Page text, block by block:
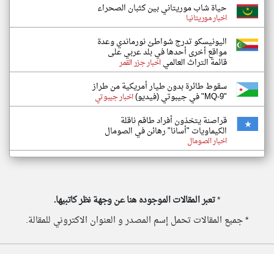
حياة شاب موريتاني بين كثبان الصحراء
اخبار موريتانيا
اليونيسكو تدرج شواطئ نورماندي وعدة
مواقع أخرى أحدها في بلد عربي على
قائمة التراث العالمياخبار جزر القمر
سقوط طائرة بدون طيار أمريكية من طراز
"MQ-9" في جيبوتي (فيديو) اخبار جيبوتي
قراصنة يتخذون أفراد طاقم ناقلة
الكيماويات "أسانا" رهائن في الصومال
اخبار الصومال
*تعبر المقالات الموجوده هنا عن وجهة نظر كاتبيها.
* جميع المقالات تحمل إسم المصدر و العنوان الاكتروني للمقالة.